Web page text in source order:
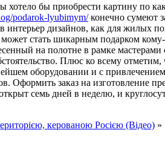
бы приобрести картину по
podarok-lyubimym/конечно сумеют
дизайнов, как для жилых
стать шикарным подарком
на полотне в рамке
Плюс ко всему
оборудовании и с
Оформить заказ на изготовление
семь дней в неделю, и
керованою Росією (Відео) »